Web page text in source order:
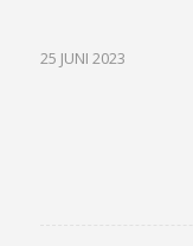
25 JUNI 2023